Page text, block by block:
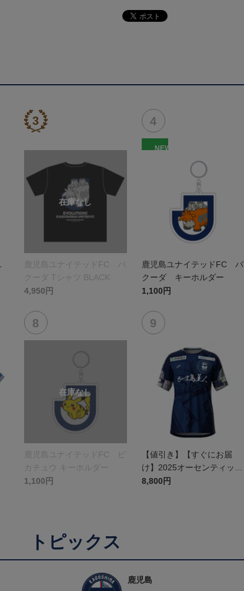
鹿児島ユナイテッドFC バ
クーダ Tシャツ BLACK
4,950円
NEW
鹿児島ユナイテッドFC バ
クーダ キーホルダー
1,100円
鹿児島ユナイテッドFC ピ
カチュウ キーホルダー
1,100円
【値引き】【すぐにお届
け】2025オーセンティック
ユニフォーム FP1st
8,800円
トピックス
鹿児島